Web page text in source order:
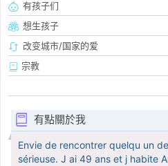
有孩子们
想生孩子
改变城市/国家的爱
宗教
有點關於我
Envie de rencontrer quelqu un
sérieuse. J ai 49 ans et j habite